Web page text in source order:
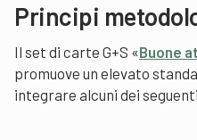
Principi
Il set di carte G+S «Buone
promuove un elevato
integrare alcuni dei